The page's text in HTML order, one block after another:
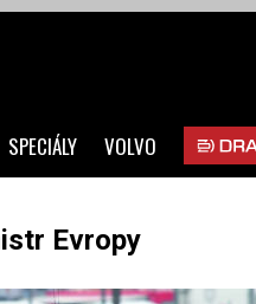
Evropy
SPECIÁLY VOLVO